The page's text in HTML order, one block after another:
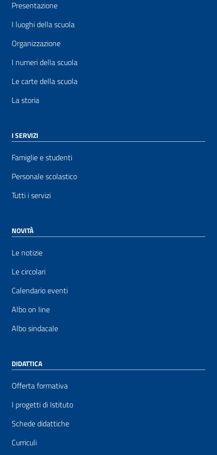
Presentazione
I luoghi della scuola
Organizzazione
I numeri della scuola
Le carte della scuola
La storia
I SERVIZI
Famiglie e studenti
Personale scolastico
Tutti i servizi
NOVITÀ
Le notizie
Le circolari
Calendario eventi
Albo on line
Albo sindacale
DIDATTICA
Offerta formativa
I progetti di Istituto
Schede didattiche
Curriculi